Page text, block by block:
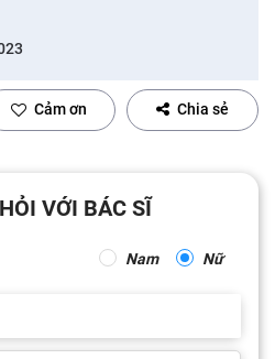
Cảm ơn Chia sẻ
VỚI BÁC SĨ
Nam Nữ